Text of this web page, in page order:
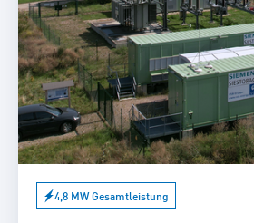
4,8 MW Gesamtleistung